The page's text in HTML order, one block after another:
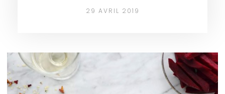
29 AVRIL 2019